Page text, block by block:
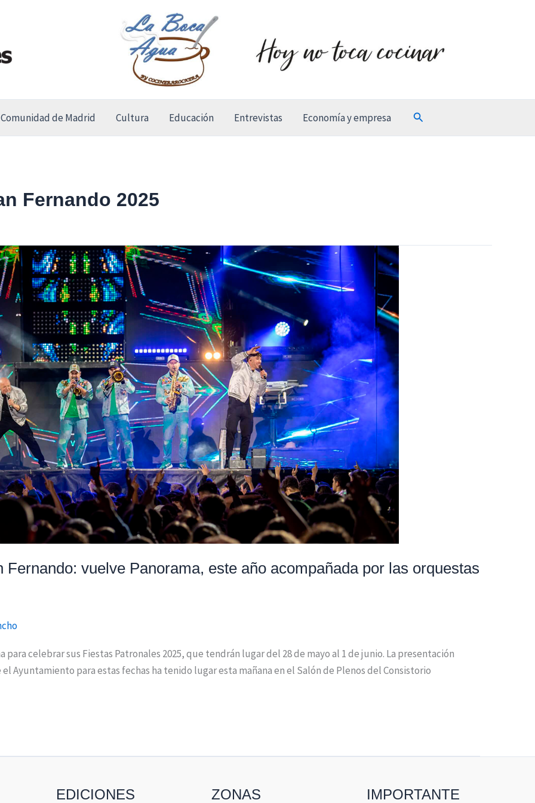
Comunidad de Madrid Cultura Educación Entrevistas Economía y empresa Buscar
Fernando 2025
Fernando: vuelve Panorama, este año acompañada por las orquestas
para celebrar sus Fiestas Patronales 2025, que tendrán lugar del 28 de mayo al 1 de junio. La presentación
Ayuntamiento para estas fechas ha tenido lugar esta mañana en el Salón de Plenos del Consistorio
EDICIONES ZONAS IMPORTANTE